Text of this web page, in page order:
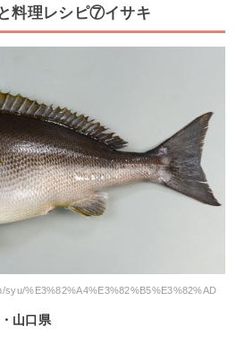
料理レシピ⑦イサキ
%E3%82%A4%E3%82%B5%E3%82%AD
山口県